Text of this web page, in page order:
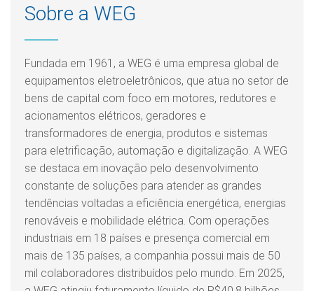
Sobre a WEG
Fundada em 1961, a WEG é uma empresa global de
equipamentos eletroeletrônicos, que atua no setor de
bens de capital com foco em motores, redutores e
acionamentos elétricos, geradores e
transformadores de energia, produtos e sistemas
para eletrificação, automação e digitalização. A WEG
se destaca em inovação pelo desenvolvimento
constante de soluções para atender as grandes
tendências voltadas a eficiência energética, energias
renováveis e mobilidade elétrica. Com operações
industriais em 18 países e presença comercial em
mais de 135 países, a companhia possui mais de 50
mil colaboradores distribuídos pelo mundo. Em 2025,